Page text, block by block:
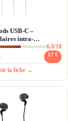
USB-C –
intra-
iPhone 15 et6.8/10
17 €
la fiche →